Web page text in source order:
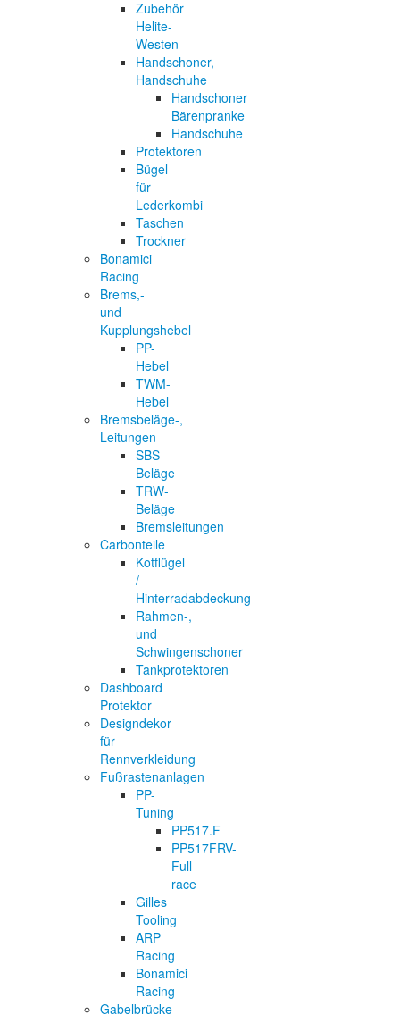
Zubehör
Helite-
Westen
Handschoner,
Handschuhe
Handschoner
Bärenpranke
Handschuhe
Protektoren
Bügel
für
Lederkombi
Taschen
Trockner
Bonamici
Racing
Brems,-
und
Kupplungshebel
PP-
Hebel
TWM-
Hebel
Bremsbeläge-,
Leitungen
SBS-
Beläge
TRW-
Beläge
Bremsleitungen
Carbonteile
Kotflügel
/
Hinterradabdeckung
Rahmen-,
und
Schwingenschoner
Tankprotektoren
Dashboard
Protektor
Designdekor
für
Rennverkleidung
Fußrastenanlagen
PP-
Tuning
PP517.F
PP517FRV-
Full
race
Gilles
Tooling
ARP
Racing
Bonamici
Racing
Gabelbrücke